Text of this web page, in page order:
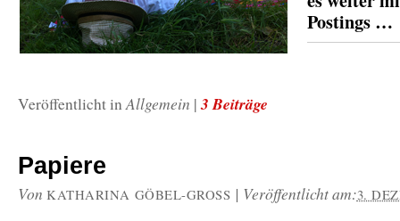
Postings …
Veröffentlicht inAllgemein | 3 Beiträge
Papiere
Von KATHARINA GÖBEL-GROSS | Veröffentlicht am:3.